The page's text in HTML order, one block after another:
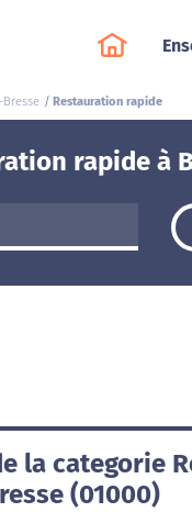
Restauration rapide
rapide à
la categorie
(01000)